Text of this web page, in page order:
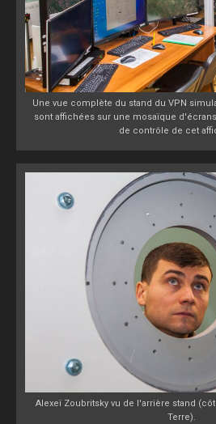
Une vue complète du stand du VPN
sont affichées sur une mosaïque
de contrôle de cet
Alexeï Zoubritsky vu de l'arrière stand
Terre).